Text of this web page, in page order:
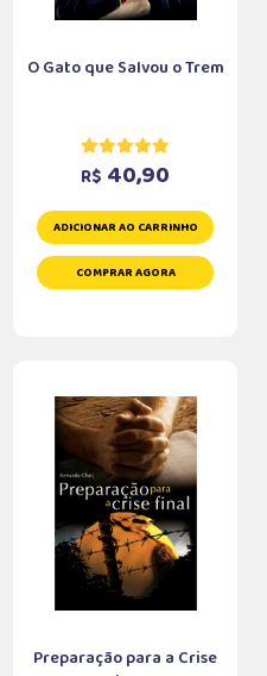
O Gato que Salvou o Trem
R$ 40,90
ADICIONAR AO CARRINHO
COMPRAR AGORA
Preparação para a Crise